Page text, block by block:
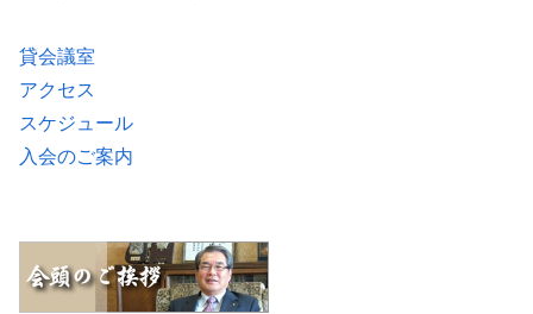
貸会議室
アクセス
スケジュール
入会のご案内